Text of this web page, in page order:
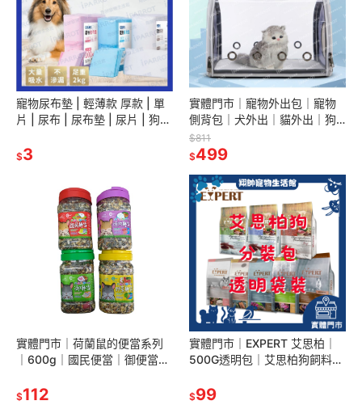
寵物尿布墊 | 輕薄款 厚款 | 單
片 | 尿布 | 尿布墊 | 尿片 | 狗尿
$3
實體門市｜寵物外出包｜寵物
側背包｜犬外出｜貓外出｜狗
｜鸚鵡外出包｜雷射款｜翔帥
寵物生活館
$811
$499
實體門市｜荷蘭鼠的便當系列
｜600g｜國民便當｜御便當｜
料｜倉鼠｜黃金鼠｜翔帥寵物
$112
實體門市｜EXPERT 艾思柏｜
500G透明包｜艾思柏狗飼料｜
造｜翔帥寵物生活館｜AAA
$99